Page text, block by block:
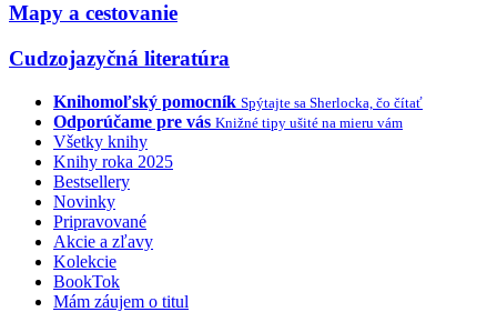
Mapy a cestovanie
Cudzojazyčná literatúra
Knihomoľský pomocník Spýtajte sa Sherlocka, čo čítať
Odporúčame pre vás Knižné tipy ušité na mieru vám
Všetky knihy
Knihy roka 2025
Bestsellery
Novinky
Pripravované
Akcie a zľavy
Kolekcie
BookTok
Mám záujem o titul